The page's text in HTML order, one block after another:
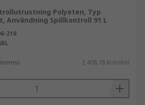
Polyeten, Typ
Användning Spillkontroll 91 L
216
2 408,78 kr/enhet